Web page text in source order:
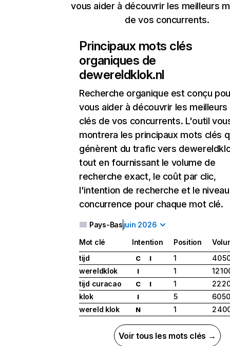
vous aider à découvrir les meilleurs
de vos concurrents.
Principaux mots clés
organiques de
dewereldklok.nl
Recherche organique est conçu
vous aider à découvrir les
clés de vos concurrents. L'outil
montrera les principaux mots clés
génèrent du trafic vers
tout en fournissant le volume de
recherche exact, le coût par clic,
l'intention de recherche et le
concurrence pour chaque mot clé.
Pays-Basjuin 2026
Mot clé Intention Position
tijd
C I 1
40
wereldklok
I 1
12
tijd curacao
C I 1
22
klok
I 5
60
wereld klok
N 1 2
Voir tous les mots clés →